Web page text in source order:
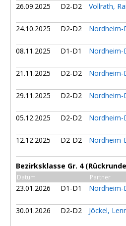
26.09.2025 D2-D2 Vollrath,
24.10.2025 D2-D2
08.11.2025 D1-D1
21.11.2025 D2-D2
29.11.2025 D2-D2
05.12.2025 D2-D2
12.12.2025 D2-D2
Bezirksklasse Gr. 4
Datum Partner
23.01.2026 D1-D1
30.01.2026 D2-D2 Jöckel,